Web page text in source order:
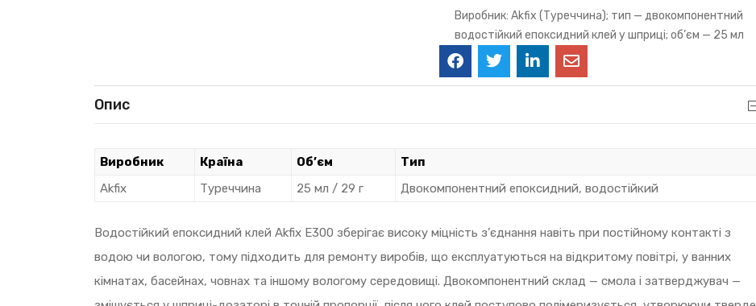
Виробник: Akfix (Туреччина); тип — двокомпонентний
водостійкий епоксидний клей у шприці; об’єм — 25 мл
Опис
Виробник Країна Об’єм
Тип
Akfix
Туреччина 25 мл / 29 г Двокомпонентний епоксидний, водостійкий
Водостійкий епоксидний клей Akfix E300 зберігає високу міцність з’єднання навіть при постійному контакті з
водою чи вологою, тому підходить для ремонту виробів, що експлуатуються на відкритому повітрі, у ванних
кімнатах, басейнах, човнах та іншому вологому середовищі. Двокомпонентний склад — смола і затверджувач —